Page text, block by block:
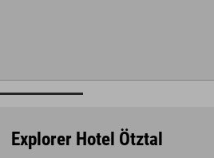
Explorer Hotel Ötztal